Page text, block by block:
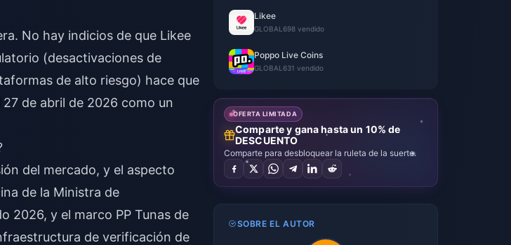
No hay indicios de que Likee
(desactivaciones de
de alto riesgo) hace que
de abril de 2026 como un
del mercado, y el aspecto
de la Ministra de
2026, y el marco PP Tunas de
de verificación de
Likee
GLOBAL 698 vendido
Poppo Live Coins
GLOBAL 631 vendido
OFERTA LIMITADA
Comparte y gana hasta un 10% de
DESCUENTO
Comparte para desbloquear la ruleta de la suerte.
SOBRE EL AUTOR